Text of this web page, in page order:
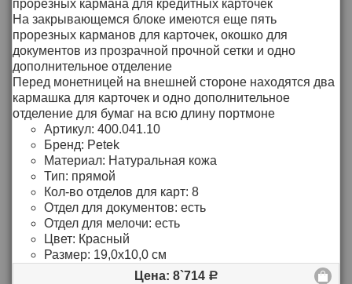
Цвет: Чёрный
Тип: Прямой
Размер: 17,5х10 см
подробнее >>
Цена: 8`376Р
Petek 557.4000.10
Портмоне мужское
В кошельке 4 отделения для документов и купюр, 1
отделение-сетка для документов, 6 кармашек для
кредитных карт, один из них - сетка
Монетница с клапаном без застежки
Зарывается на клапан с кнопкой
Материал: Натуральная кожа
Цвет: Красный
Тип: прямой
Размер: 10х18 см
прорезных кармана для кредитных карточек
На закрывающемся блоке имеются еще пять
прорезных карманов для карточек, окошко для
документов из прозрачной прочной сетки и одно
дополнительное отделение
Перед монетницей на внешней стороне находятся два
кармашка для карточек и одно дополнительное
отделение для бумаг на всю длину портмоне
Артикул: 400.041.10
Бренд: Petek
Материал: Натуральная кожа
Тип: прямой
Кол-во отделов для карт: 8
Отдел для документов: есть
Отдел для мелочи: есть
Цвет: Красный
Размер: 19,0х10,0 см
Цена: 8`714 Р